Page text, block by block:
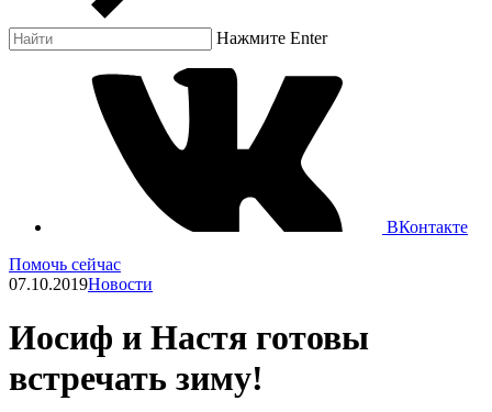
Нажмите Enter
ВКонтакте
Помочь сейчас
07.10.2019Новости
Иосиф и Настя готовы
встречать зиму!